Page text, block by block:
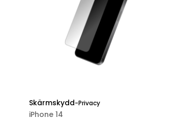
Skärmskydd-Privacy
iPhone 14